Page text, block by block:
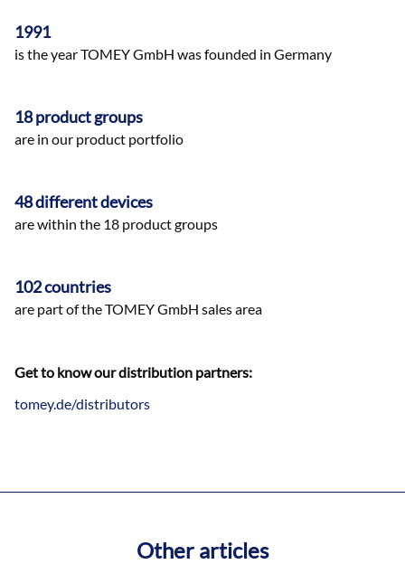
1991
is the year TOMEY GmbH was founded in Germany
18 product groups
are in our product portfolio
48 different devices
are within the 18 product groups
102 countries
are part of the TOMEY GmbH sales area
Get to know our distribution partners:
tomey.de/distributors
Other articles